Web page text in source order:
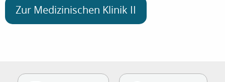
Zur Medizinischen Klinik II